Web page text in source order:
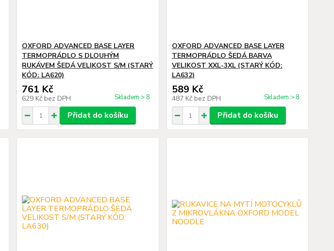
OXFORD ADVANCED BASE LAYER
TERMOPRÁDLO S DLOUHÝM
RUKÁVEM ŠEDÁ VELIKOST S/M (STARÝ
KÓD: LA620)
761 Kč
629 Kč bez DPH Skladem > 8
Přidat do košíku
OXFORD ADVANCED BASE LAYER
TERMOPRÁDLO ŠEDÁ BARVA
VELIKOST XXL-3XL (STARÝ KÓD:
LA632)
589 Kč
487 Kč bez DPH Skladem > 8
Přidat do košíku